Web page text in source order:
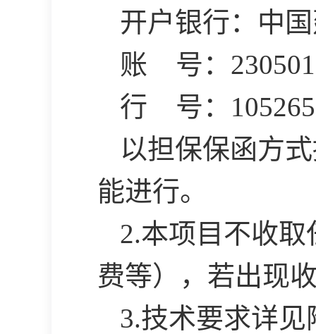
开户银行：中
账
号：
行
号：
以担保保函方
能进行。
2.本项目不收
费等），若出现
3.技术要求详见